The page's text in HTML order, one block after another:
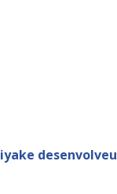
desenvolveu